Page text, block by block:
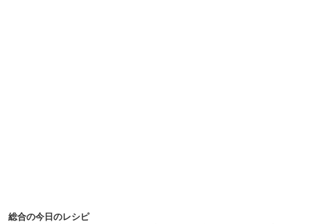
総合の今日のレシピ